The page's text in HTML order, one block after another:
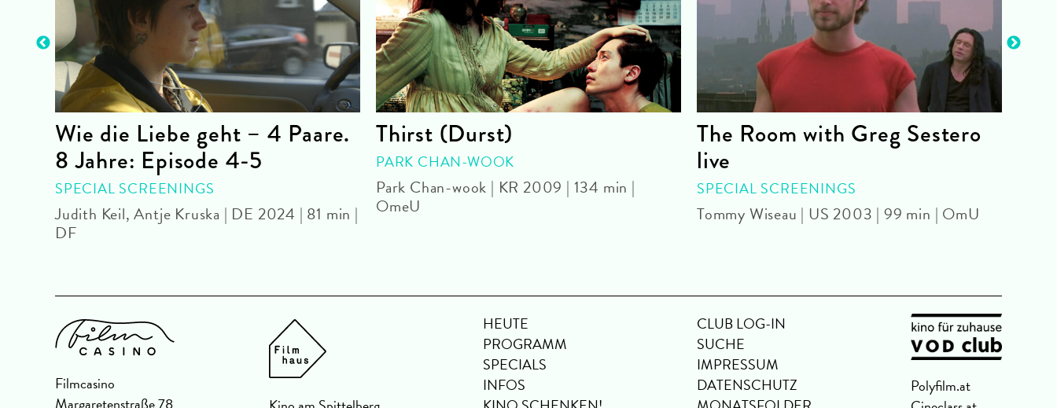
Wie die Liebe geht – 4 Paare.
8 Jahre: Episode 4-5
SPECIAL SCREENINGS
Judith Keil, Antje Kruska | DE 2024 | 81 min |
DF
Thirst (Durst)
PARK CHAN-WOOK
Park Chan-wook | KR 2009 | 134 min |
OmeU
The Room with Greg Sestero
live
SPECIAL SCREENINGS
Tommy Wiseau | US 2003 | 99 min | OmU
Filmcasino
HEUTE
PROGRAMM
SPECIALS
INFOS
CLUB LOG-IN
SUCHE
IMPRESSUM
DATENSCHUTZ
Polyfilm.at